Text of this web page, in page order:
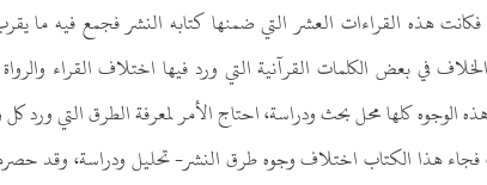
فكانت هذه القراءات العشر التي ضمنها كتابه النشر فجمع فيه
في بعض الكلمات القرآنية التي ورد فيها اختلاف القراء
الوجوه كلها محل بحث ودراسة، احتاج الأمر لمعرفة الطرق التي ورد كل